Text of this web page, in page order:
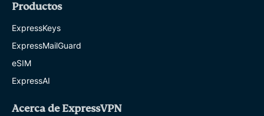
Productos
ExpressKeys
ExpressMailGuard
eSIM
ExpressAI
Acerca de ExpressVPN